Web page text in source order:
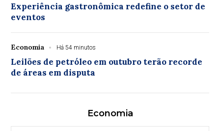
Experiência gastronômica redefine o setor de
eventos
Economia Há 54 minutos
Leilões de petróleo em outubro terão recorde
de áreas em disputa
Economia